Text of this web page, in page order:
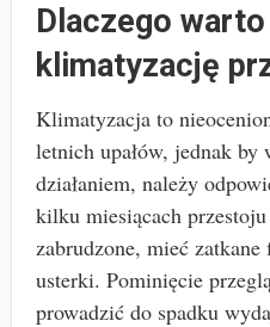
Dlaczego
klimatyzację
Klimatyzacja to
letnich upałów, jednak by
działaniem, należy
kilku miesiącach
zabrudzone, mieć
usterki. Pominięcie
prowadzić do spadku